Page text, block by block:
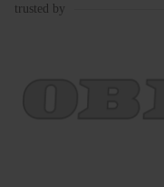
trusted by